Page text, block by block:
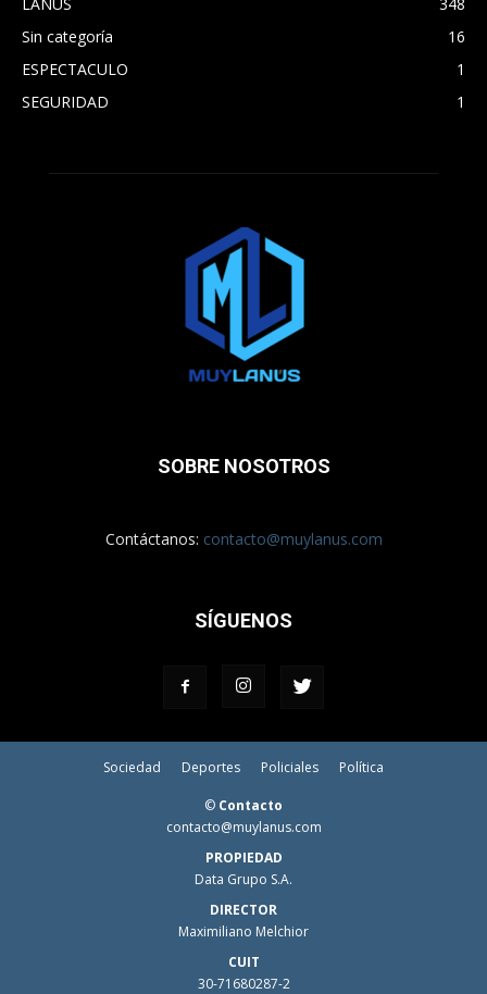
Sin categoría
16
ESPECTACULO
1
SEGURIDAD
1
SOBRE NOSOTROS
Contáctanos: contacto@muylanus.com
SÍGUENOS
Sociedad Deportes Policiales Política
© Contacto
contacto@muylanus.com
PROPIEDAD
Data Grupo S.A.
DIRECTOR
Maximiliano Melchior
CUIT
30-71680287-2